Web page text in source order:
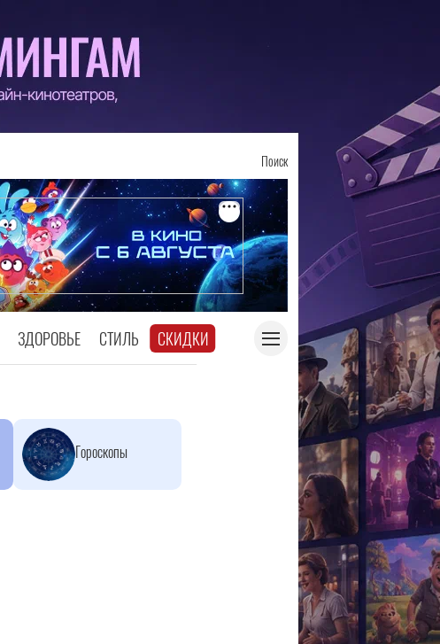
Поиск
ЗДОРОВЬЕ СТИЛЬ СКИДКИ
Гороскопы